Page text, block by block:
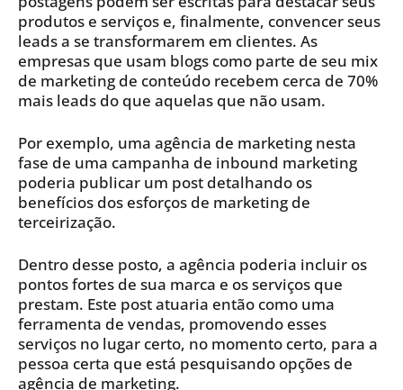
produtos e serviços e, finalmente, convencer seus
leads a se transformarem em clientes. As
empresas que usam blogs como parte de seu mix
de marketing de conteúdo recebem cerca de 70%
mais leads do que aquelas que não usam.
Por exemplo, uma agência de marketing nesta
fase de uma campanha de inbound marketing
poderia publicar um post detalhando os
benefícios dos esforços de marketing de
terceirização.
Dentro desse posto, a agência poderia incluir os
pontos fortes de sua marca e os serviços que
prestam. Este post atuaria então como uma
ferramenta de vendas, promovendo esses
serviços no lugar certo, no momento certo, para a
pessoa certa que está pesquisando opções de
agência de marketing.